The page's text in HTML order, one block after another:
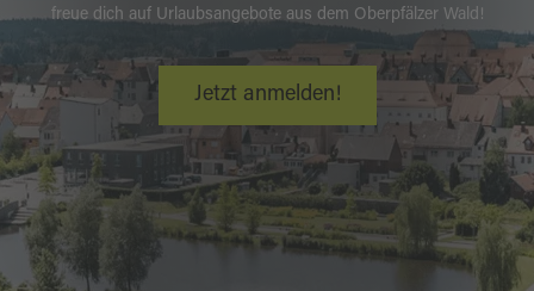
freue dich auf Urlaubsangebote aus dem Oberpfälzer Wald!
Jetzt anmelden!